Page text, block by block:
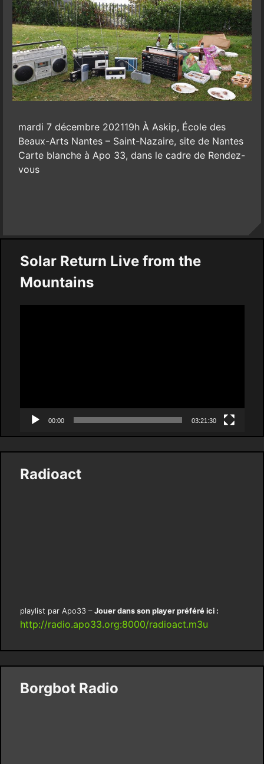
mardi 7 décembre 202119h À Askip, École des
Beaux-Arts Nantes – Saint-Nazaire, site de Nantes
Carte blanche à Apo 33, dans le cadre de Rendez-
vous
Solar Return Live from the
Mountains
00:00 03:21:30
Radioact
playlist par Apo33 – Jouer dans son player préféré ici :
http://radio.apo33.org:8000/radioact.m3u
Borgbot Radio